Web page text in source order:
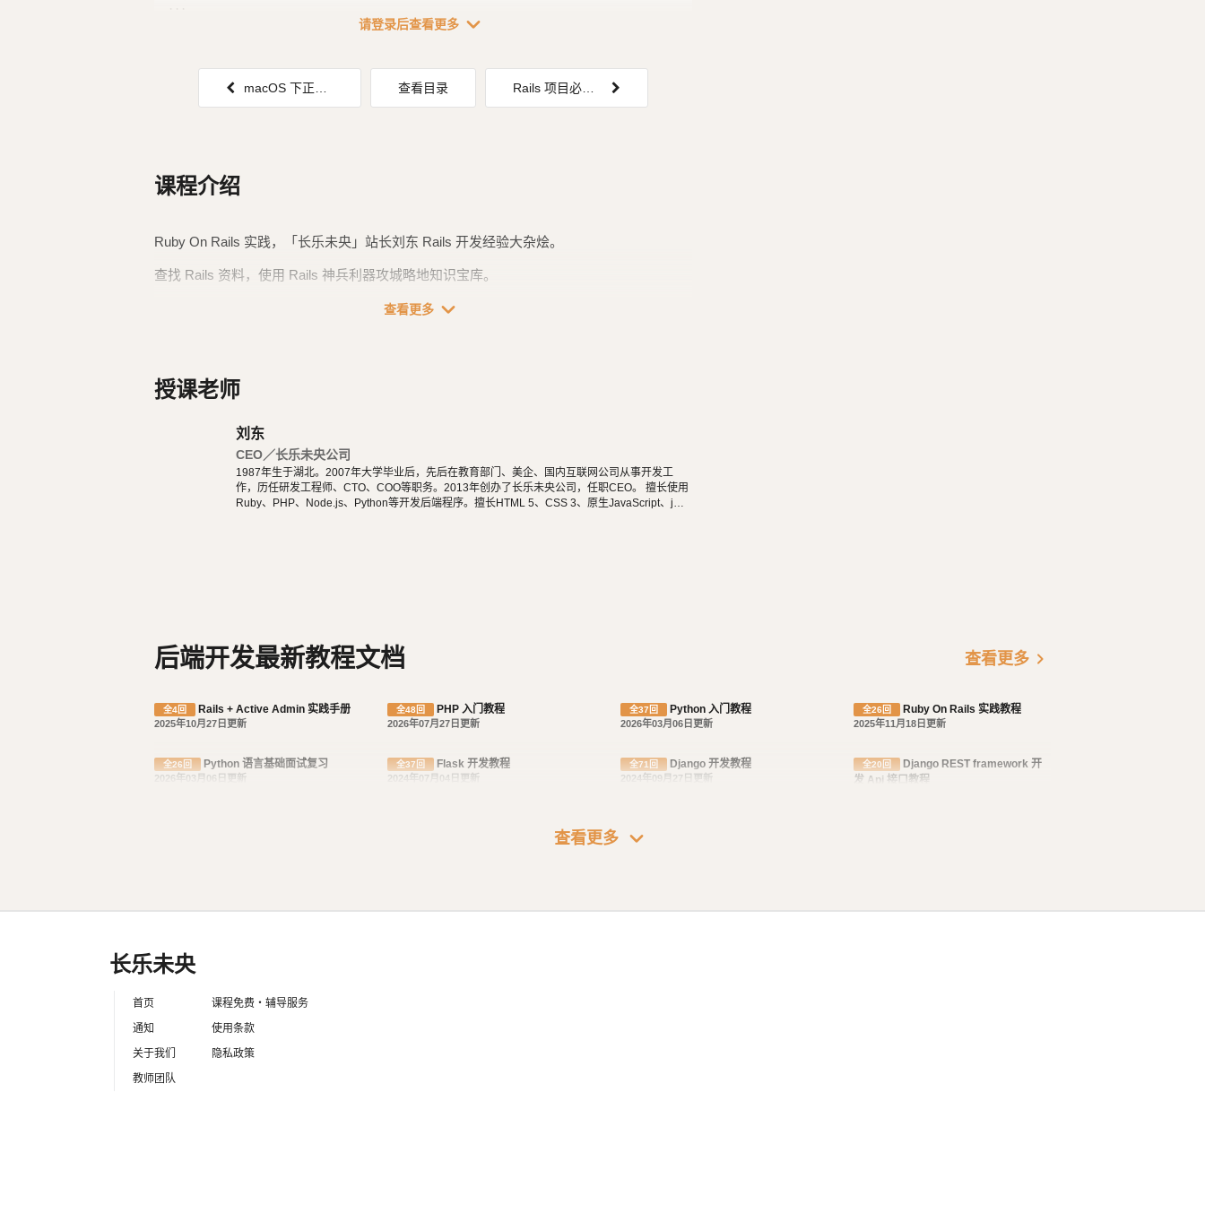
请登录后查看更多 expand_more
macOS 下正确安装 Ruby 3.3.0 + YJIT 步骤 查看目录 Rails 项目必备的 6 个设定
课程介绍
Ruby On Rails 实践，「长乐未央」站长刘东 Rails 开发经验大杂烩。
查找 Rails 资料，使用 Rails 神兵利器攻城略地知识宝库。
的「Rails Webook」。由于他写的原始博客（日文），已经无
开发经验，再增加 Rails 6 的新内容、新的 Gem 包教程。
查看更多 expand_more
授课老师
刘东
CEO／长乐未央公司
1987年生于湖北。2007年大学毕业后，先后在教育部门、美企、国内互联网公司从事开发工
作，历任研发工程师、CTO、COO等职务。2013年创办了长乐未央公司，任职CEO。 擅长使用
Ruby、PHP、Node.js、Python等开发后端程序。擅长HTML 5、CSS 3、原生JavaScript、jQu
后端开发最新教程文档 查看更多 chevron_right
全4回 Rails + Active Admin 实践手册
2025年10月27日更新
全48回 PHP 入门教程
2026年07月27日更新
全37回 Python 入门教程
2026年03月06日更新
全26回 Ruby On Rails 实践教程
2025年11月18日更新
全26回 Python 语言基础面试复习
2026年03月06日更新
全37回 Flask 开发教程
2024年07月04日更新
全71回 Django 开发教程
2024年09月27日更新
全20回
发 Api 接口教程
查看更多 expand_more
长乐未央
首页
通知
关于我们
教师团队
课程免费・辅导服务
使用条款
隐私政策